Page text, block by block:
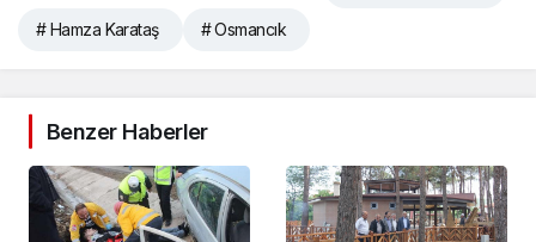
# Hamza Karataş # Osmancık
Benzer Haberler